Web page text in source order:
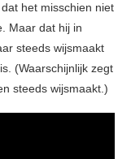
het misschien niet
Maar dat hij in
steeds wijsmaakt
(Waarschijnlijk zegt
steeds wijsmaakt.)